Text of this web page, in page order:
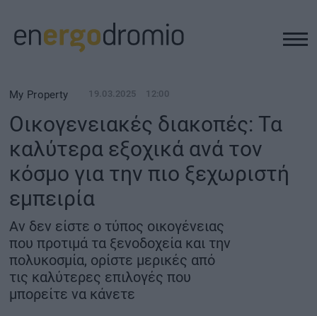
ΥΠΟΔΟΜΕΣ
REAL ESTATE
ΠΕΡΙΒΑΛΛΟΝ
ΕΝΕΡΓΕΙΑ
ΜΕΤΑΦΟΡΕΣ - ΗΛΕΚΤΡΟΚΙΝΗΣΗ
ΨΗΦΙΑΚΟΣ ΚΟΣΜΟΣ
My Property 19.03.2025 12:00
Οικογενειακές διακοπές: Τα
καλύτερα εξοχικά ανά τον
κόσμο για την πιο ξεχωριστή
εμπειρία
Αν δεν είστε ο τύπος οικογένειας
που προτιμά τα ξενοδοχεία και την
πολυκοσμία, ορίστε μερικές από
τις καλύτερες επιλογές που
μπορείτε να κάνετε